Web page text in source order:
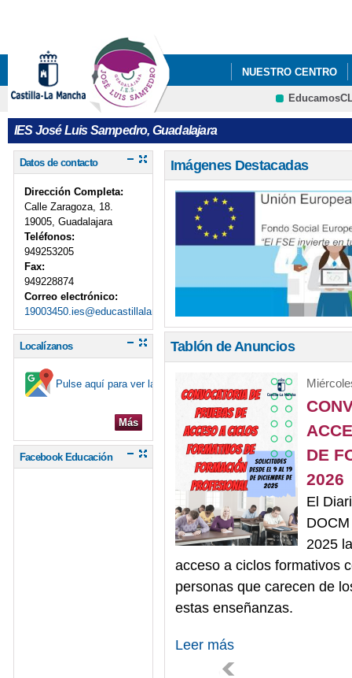
NUESTRO CENTRO
VI PLAN DE ÉXITO
IES José Luis Sampedro, Guadalajara
Datos de contacto
Dirección Completa:
Calle Zaragoza, 18.
19005, Guadalajara
Teléfonos:
949253205
Fax:
949228874
Correo electrónico:
19003450.ies@educastillalamancha.es
Localízanos
Pulse aquí para ver la ubicación en el mapa
Más
Facebook Educación
Imágenes Destacadas
Tablón de Anuncios
DE
2026
El
2025
acceso a ciclos formativos
personas que carecen de
estas enseñanzas.
Leer más